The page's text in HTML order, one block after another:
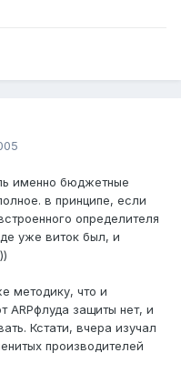
именно бюджетные
в принципе, если
определителя
уже виток был, и
методику, что и
ARPфлуда защиты нет, и
Кстати, вчера изучал
производителей